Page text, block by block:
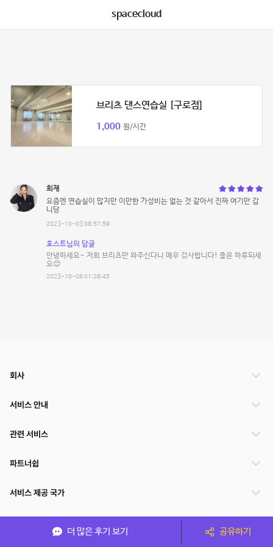
spacecloud
브리츠 댄스연습실 [구로점]
1,000 원/시간
희재
요즘엔 연습실이 많지만 이만한 가성비는 없는 것 같아서 진짜 여기만 갑
니당
2023-10-03 08:57:59
호스트님의 답글
안녕하세요~ 저희 브리츠만 와주신다니 매우 감사합니다! 좋은 하루되세
요😊
2023-10-08 01:28:45
더 많은 후기 보기 공유하기
회사
서비스 안내
관련 서비스
파트너쉽
서비스 제공 국가
(주)NSPACE 사업자정보